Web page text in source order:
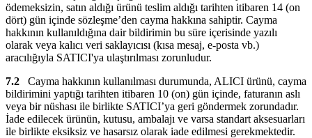
ödemeksizin, satın aldığı ürünü teslim aldığı tarihten itibaren 14 (on
dört) gün içinde sözleşme’den cayma hakkına sahiptir. Cayma
hakkının kullanıldığına dair bildirimin bu süre içerisinde yazılı
olarak veya kalıcı veri saklayıcısı (kısa mesaj, e-posta vb.)
aracılığıyla SATICI'ya ulaştırılması zorunludur.
7.2
Cayma hakkının kullanılması durumunda, ALICI ürünü, cayma
bildirimini yaptığı tarihten itibaren 10 (on) gün içinde, faturanın aslı
veya bir nüshası ile birlikte SATICI’ya geri göndermek zorundadır.
İade edilecek ürünün, kutusu, ambalajı ve varsa standart aksesuarları
ile birlikte eksiksiz ve hasarsız olarak iade edilmesi gerekmektedir.